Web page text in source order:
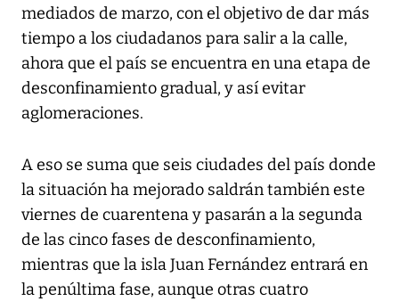
mediados de marzo, con el objetivo de dar más
tiempo a los ciudadanos para salir a la calle,
ahora que el país se encuentra en una etapa de
desconfinamiento gradual, y así evitar
aglomeraciones.
A eso se suma que seis ciudades del país donde
la situación ha mejorado saldrán también este
viernes de cuarentena y pasarán a la segunda
de las cinco fases de desconfinamiento,
mientras que la isla Juan Fernández entrará en
la penúltima fase, aunque otras cuatro